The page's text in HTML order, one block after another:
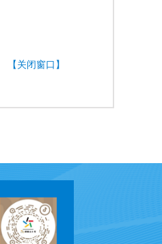
【关闭窗口】